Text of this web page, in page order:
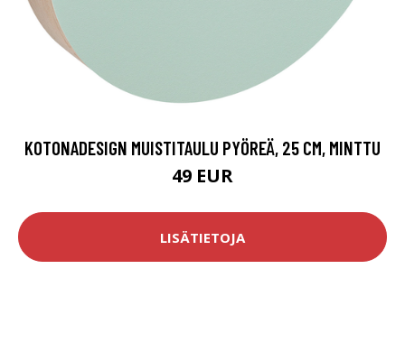
KOTONADESIGN MUISTITAULU PYÖREÄ, 25 CM, MINTTU
49 EUR
LISÄTIETOJA